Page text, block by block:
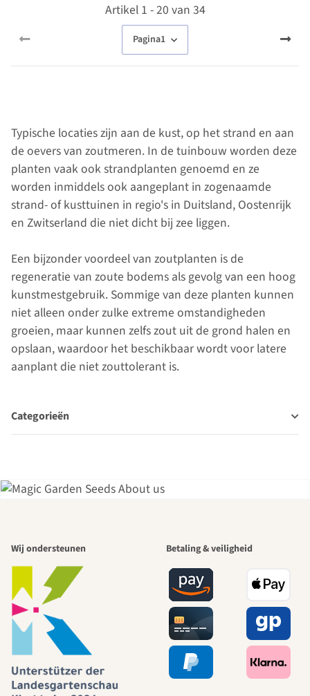
Artikel 1 - 20 van 34
Pagina1
Typische locaties zijn aan de kust, op het strand en aan
de oevers van zoutmeren. In de tuinbouw worden deze
planten vaak ook strandplanten genoemd en ze
worden inmiddels ook aangeplant in zogenaamde
strand- of kusttuinen in regio's in Duitsland, Oostenrijk
en Zwitserland die niet dicht bij zee liggen.
Een bijzonder voordeel van zoutplanten is de
regeneratie van zoute bodems als gevolg van een hoog
kunstmestgebruik. Sommige van deze planten kunnen
niet alleen onder zulke extreme omstandigheden
groeien, maar kunnen zelfs zout uit de grond halen en
opslaan, waardoor het beschikbaar wordt voor latere
aanplant die niet zouttolerant is.
Categorieën
mooiste paden
naar onszelf
leidt door de
tuin.
Wij ondersteunen Betaling & veiligheid